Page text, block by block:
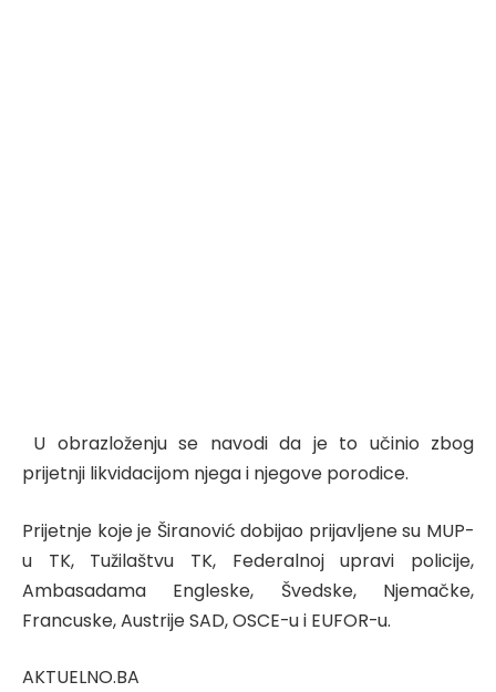
U obrazloženju se navodi da je to učinio zbog
prijetnji likvidacijom njega i njegove porodice.
Prijetnje koje je Širanović dobijao prijavljene su MUP-
u TK, Tužilaštvu TK, Federalnoj upravi policije,
Ambasadama Engleske, Švedske, Njemačke,
Francuske, Austrije SAD, OSCE-u i EUFOR-u.
AKTUELNO.BA